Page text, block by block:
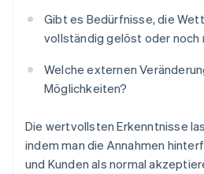
Gibt es Bedürfnisse, die
vollständig gelöst oder noch
Welche externen
Möglichkeiten?
Die wertvollsten Erkenntnisse
indem man die Annahmen
und Kunden als normal